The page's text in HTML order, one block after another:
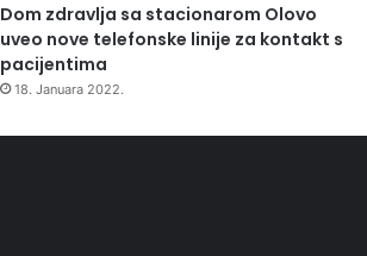
Dom zdravlja sa stacionarom Olovo
uveo nove telefonske linije za kontakt s
pacijentima
18. Januara 2022.